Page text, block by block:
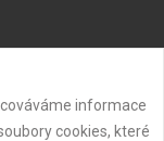
10:00:10
informace
cookies, které